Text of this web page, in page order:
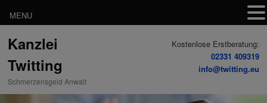
Inhalt
Kanzlei
Twitting
Schmerzensgeld Anwalt
Kostenlose Erstberatung:
02331 409319
info@twitting.eu
MENU